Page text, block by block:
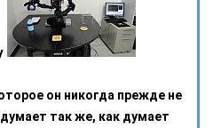
он никогда прежде не
так же, как думает